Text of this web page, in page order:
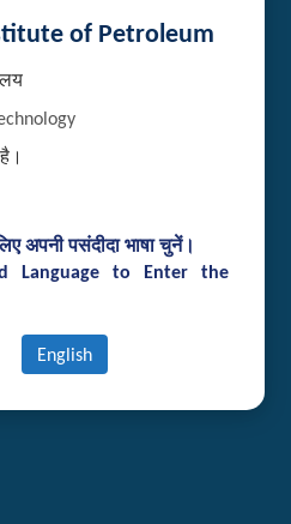
of Petroleum
अपनी पसंदीदा भाषा चुनें।
Language to Enter the
English